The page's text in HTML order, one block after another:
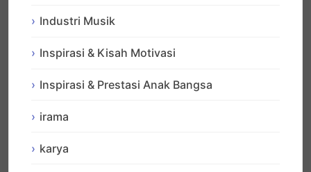
Industri Musik
Inspirasi & Kisah Motivasi
Inspirasi & Prestasi Anak Bangsa
irama
karya